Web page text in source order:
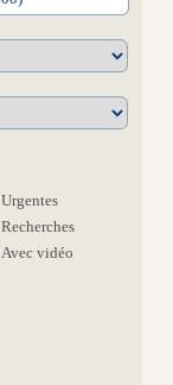
Urgentes
Recherches
Avec vidéo